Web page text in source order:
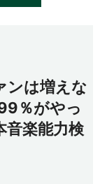
ンは増えな
％がやっ
音楽能力検